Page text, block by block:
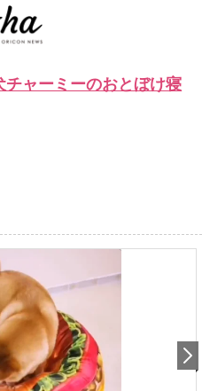
チャーミーのおとぼけ寝